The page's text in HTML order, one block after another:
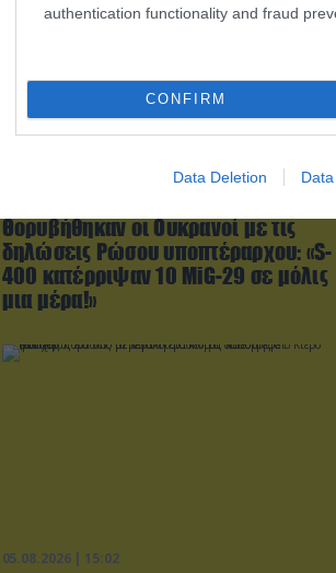
authentication functionality and fraud
CONFIRM
Data Deletion
Θορυβήθηκαν οι Ουκρανοί με τις
δηλώσεις Ρώσου υποπτέραρχου: «S-
400 κατέρριψαν 10 MiG-29 σε μόλις
μια μέρα!»
05.08.2026 | 15:02